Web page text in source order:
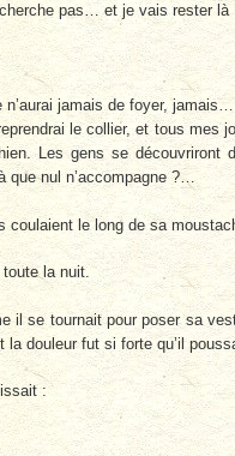
pas… et je vais rester là
jamais de foyer,
le collier, et tous
Les gens se
que nul n’accompagne ?…
le long de sa
la nuit.
il se tournait pour poser sa
douleur fut si forte qu’il
: